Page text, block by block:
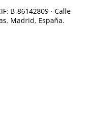
B-86142809 · Calle
Madrid, España.